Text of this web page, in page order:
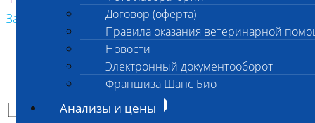
Заказать звонок с сайтаДоговор (оферта)
Правила оказания ветеринарной
Новости
Электронный документооборот
Франшиза Шанс Био
Анализы и цены
Главная страница
Анализы и цены
ГЕНЕТИКА СОБАК
Цистинурия 2B типа собак (CYST2B)
Цистинурия 2B типа собак